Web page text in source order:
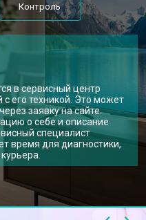
Контроль
в сервисный центр
с его техникой. Это может
заявку на сайте.
о себе и описание
специалист
время для диагностики,